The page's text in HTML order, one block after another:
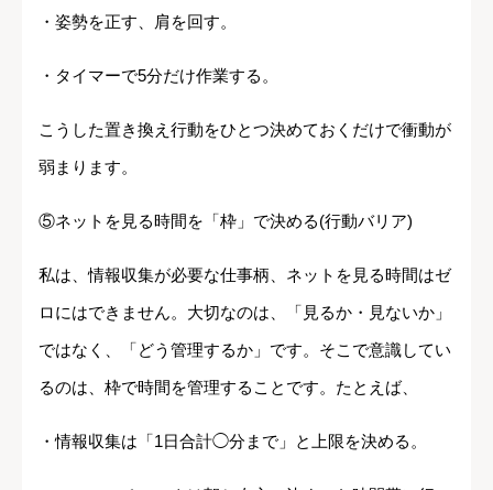
・姿勢を正す、肩を回す。
・タイマーで5分だけ作業する。
こうした置き換え行動をひとつ決めておくだけで衝動が
弱まります。
⑤ネットを見る時間を「枠」で決める(行動バリア)
私は、情報収集が必要な仕事柄、ネットを見る時間はゼ
ロにはできません。大切なのは、「見るか・見ないか」
ではなく、「どう管理するか」です。そこで意識してい
るのは、枠で時間を管理することです。たとえば、
・情報収集は「1日合計◯分まで」と上限を決める。